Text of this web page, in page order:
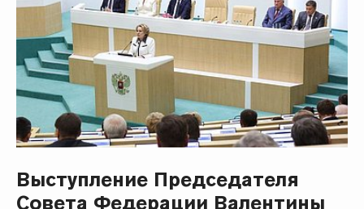
Выступление Председателя
Совета Федерации Валентины